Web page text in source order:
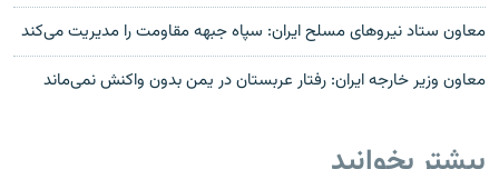
معاون ستاد نيروهای مسلح ايران: سپاه جبهه مقاومت را مديريت می‌کند
معاون وزیر خارجه ایران: رفتار عربستان در یمن بدون واکنش نمی‌ماند